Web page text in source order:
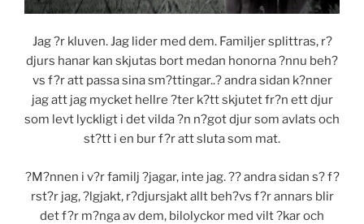
Jag ?r kluven. Jag lider med dem. Familjer splittras, r?
djurs hanar kan skjutas bort medan honorna ?nnu beh?
vs f?r att passa sina sm?ttingar..? andra sidan k?nner
jag att jag mycket hellre ?ter k?tt skjutet fr?n ett djur
som levt lyckligt i det vilda ?n n?got djur som avlats och
st?tt i en bur f?r att sluta som mat.
?M?nnen i v?r familj ?jagar, inte jag. ?? andra sidan s? f?
rst?r jag, ?lgjakt, r?djursjakt allt beh?vs f?r annars blir
det f?r m?nga av dem, bilolyckor med vilt ?kar och